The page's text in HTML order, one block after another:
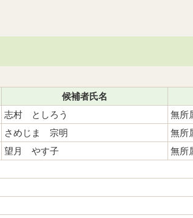
候補者氏名
志村 としろう 無所
さめじま 宗明 無所
望月 やす子 無所